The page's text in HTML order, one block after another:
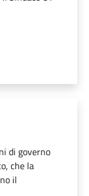
di governo
che la
il